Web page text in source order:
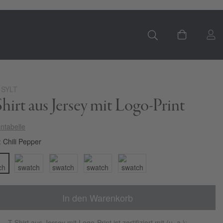
Mein
aus Jersey mit Logo-Print
Chili Pepper
In den Warenkorb